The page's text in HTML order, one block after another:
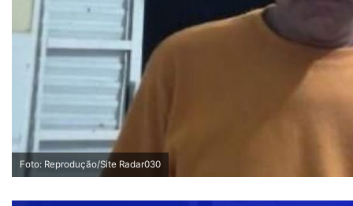
Foto: Reprodução/Site Radar030